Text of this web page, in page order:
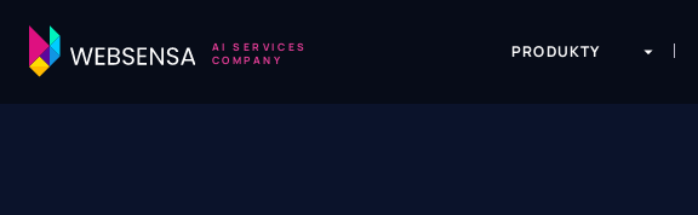
AI SERVICES
COMPANY
PRODUKTY